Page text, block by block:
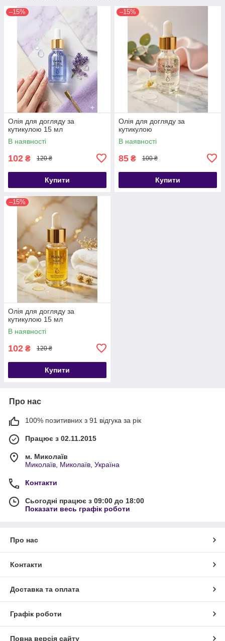
–15%
Олія для догляду за
кутикулою 15 мл
В наявності
102 ₴ 120 ₴
Купити
–15%
Олія для догляду за
кутикулою
В наявності
85 ₴ 100 ₴
Купити
–15%
Олія для догляду за
кутикулою 15 мл
В наявності
102 ₴ 120 ₴
Купити
Про нас
100% позитивних з 91 відгука за рік
Працює з 02.11.2015
м. Миколаїв
Миколаїв, Миколаїв, Україна
Контакти
Сьогодні працює з 09:00 до 18:00
Показати весь графік роботи
Про нас
Контакти
Доставка та оплата
Графік роботи
Повна версія сайту